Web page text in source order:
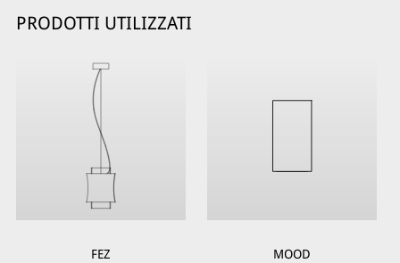
PRODOTTI UTILIZZATI
FEZ MOOD